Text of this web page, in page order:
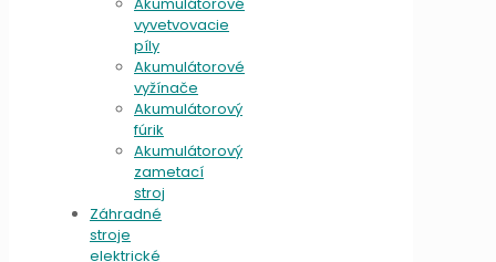
vyvetvovacie
píly
Akumulátorové
vyžínače
Akumulátorový
fúrik
Akumulátorový
zametací
stroj
Záhradné
stroje
elektrické